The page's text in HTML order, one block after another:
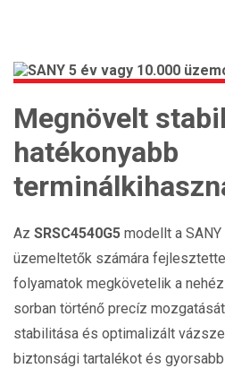
Megnövelt
hatékonyabb
Az SRSC4540G5 modellt a
üzemeltetők számára
folyamatok megkövetelik a
sorban történő precíz
stabilitása és optimalizált
biztonsági tartalékot és